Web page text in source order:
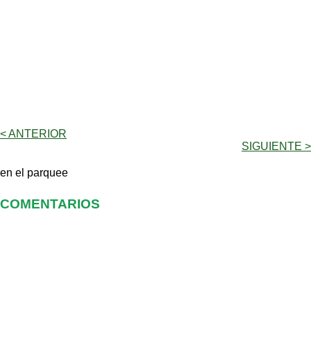
< ANTERIOR
SIGUIENTE >
en el parquee
COMENTARIOS